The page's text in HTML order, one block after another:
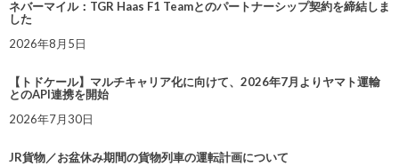
ネバーマイル：TGR Haas F1 Teamとのパートナーシップ契約を締結しま
した
2026年8月5日
【トドケール】マルチキャリア化に向けて、2026年7月よりヤマト運輸
とのAPI連携を開始
2026年7月30日
JR貨物／お盆休み期間の貨物列車の運転計画について